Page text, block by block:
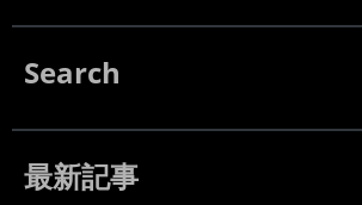
Search
最新記事